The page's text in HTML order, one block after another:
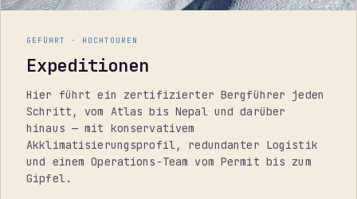
GEFÜHRT · HOCHTOUREN
Expeditionen
Hier führt ein zertifizierter Bergführer jeden
Schritt, vom Atlas bis Nepal und darüber
hinaus — mit konservativem
Akklimatisierungsprofil, redundanter Logistik
und einem Operations-Team vom Permit bis zum
Gipfel.